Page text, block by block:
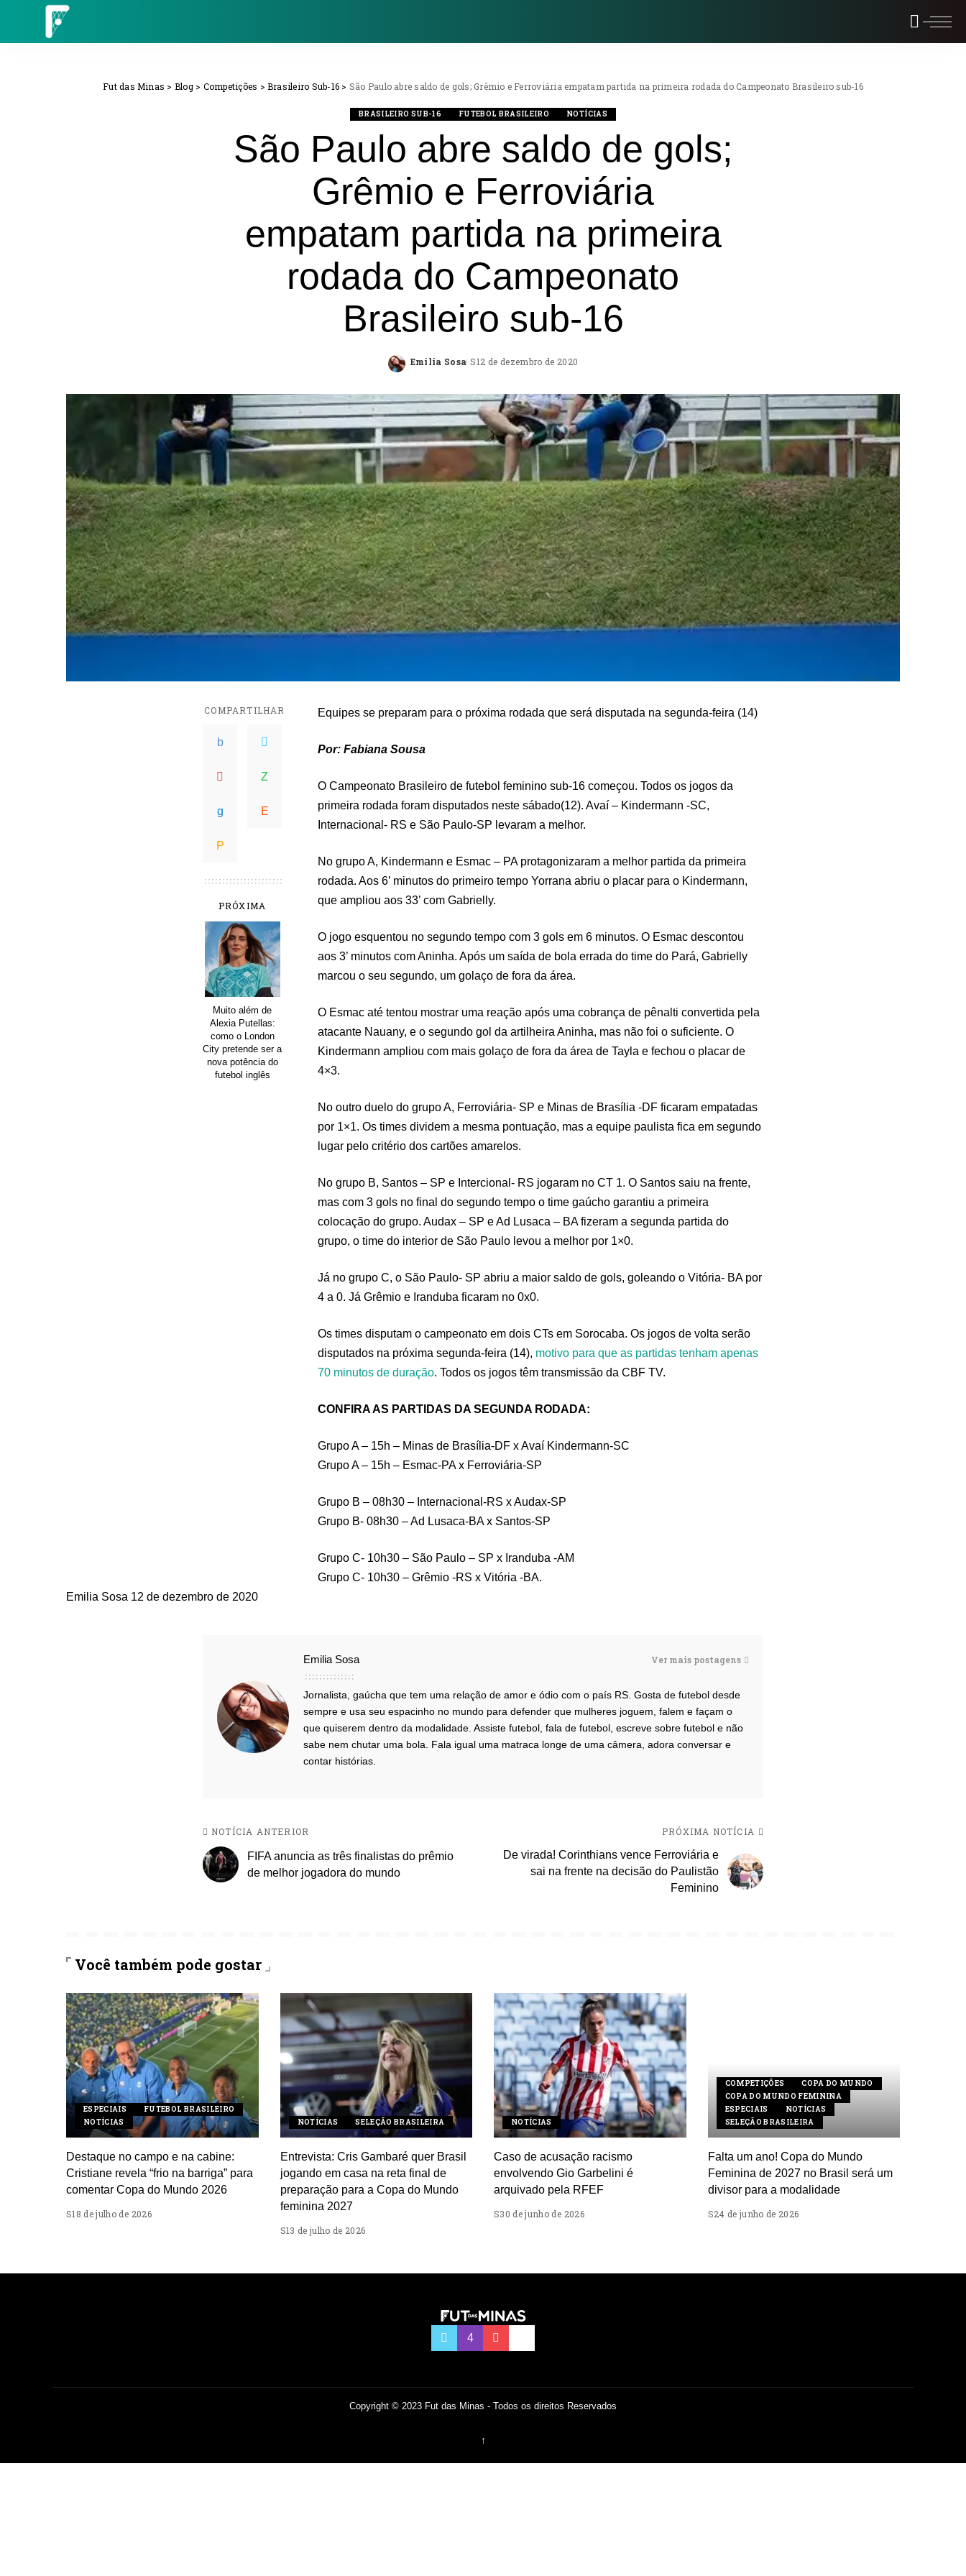
Fut das Minas > Blog> Competições > Brasileiro Sub-16 > São Paulo abre saldo de gols; Grêmio e Ferroviária empatam partida na primeira rodada do Campeonato Brasileiro sub-16
BRASILEIRO SUB-16 FUTEBOL BRASILEIRO NOTÍCIAS
São Paulo abre saldo de gols;
Grêmio e Ferroviária
empatam partida na primeira
rodada do Campeonato
Brasileiro sub-16
Posted
Emilia Sosa 12 de dezembro de 2020
COMPARTILHAR
PRÓXIMA
Muito além de
Alexia Putellas:
como o London
City pretende ser a
nova potência do
futebol inglês
Equipes se preparam para o próxima rodada que será disputada na segunda-feira (14)
Por: Fabiana Sousa
O Campeonato Brasileiro de futebol feminino sub-16 começou. Todos os jogos da
primeira rodada foram disputados neste sábado(12). Avaí – Kindermann -SC,
Internacional- RS e São Paulo-SP levaram a melhor.
No grupo A, Kindermann e Esmac – PA protagonizaram a melhor partida da primeira
rodada. Aos 6’ minutos do primeiro tempo Yorrana abriu o placar para o Kindermann,
que ampliou aos 33’ com Gabrielly.
O jogo esquentou no segundo tempo com 3 gols em 6 minutos. O Esmac descontou
aos 3’ minutos com Aninha. Após um saída de bola errada do time do Pará, Gabrielly
marcou o seu segundo, um golaço de fora da área.
O Esmac até tentou mostrar uma reação após uma cobrança de pênalti convertida pela
atacante Nauany, e o segundo gol da artilheira Aninha, mas não foi o suficiente. O
Kindermann ampliou com mais golaço de fora da área de Tayla e fechou o placar de
4×3.
No outro duelo do grupo A, Ferroviária- SP e Minas de Brasília -DF ficaram empatadas
por 1×1. Os times dividem a mesma pontuação, mas a equipe paulista fica em segundo
lugar pelo critério dos cartões amarelos.
No grupo B, Santos – SP e Intercional- RS jogaram no CT 1. O Santos saiu na frente,
mas com 3 gols no final do segundo tempo o time gaúcho garantiu a primeira
colocação do grupo. Audax – SP e Ad Lusaca – BA fizeram a segunda partida do
grupo, o time do interior de São Paulo levou a melhor por 1×0.
Já no grupo C, o São Paulo- SP abriu a maior saldo de gols, goleando o Vitória- BA por
4 a 0. Já Grêmio e Iranduba ficaram no 0x0.
Os times disputam o campeonato em dois CTs em Sorocaba. Os jogos de volta serão
disputados na próxima segunda-feira (14), motivo para que as partidas tenham apenas
70 minutos de duração. Todos os jogos têm transmissão da CBF TV.
CONFIRA AS PARTIDAS DA SEGUNDA RODADA:
Grupo A – 15h – Minas de Brasília-DF x Avaí Kindermann-SC
Grupo A – 15h – Esmac-PA x Ferroviária-SP
Grupo B – 08h30 – Internacional-RS x Audax-SP
Grupo B- 08h30 – Ad Lusaca-BA x Santos-SP
Grupo C- 10h30 – São Paulo – SP x Iranduba -AM
Grupo C- 10h30 – Grêmio -RS x Vitória -BA.
Emilia Sosa 12 de dezembro de 2020
Emilia Sosa Ver mais postagens
Jornalista, gaúcha que tem uma relação de amor e ódio com o país RS. Gosta de futebol desde
sempre e usa seu espacinho no mundo para defender que mulheres joguem, falem e façam o
que quiserem dentro da modalidade. Assiste futebol, fala de futebol, escreve sobre futebol e não
sabe nem chutar uma bola. Fala igual uma matraca longe de uma câmera, adora conversar e
contar histórias.
NOTÍCIA ANTERIOR
FIFA anuncia as três finalistas do prêmio
de melhor jogadora do mundo
PRÓXIMA NOTÍCIA
De virada! Corinthians vence Ferroviária e
sai na frente na decisão do Paulistão
Feminino
Você também pode gostar
ESPECIAIS
FUTEBOL BRASILEIRO
NOTÍCIAS
Destaque no campo e na cabine:
Cristiane revela “frio na barriga” para
comentar Copa do Mundo 2026
18 de julho de 2026
NOTÍCIAS SELEÇÃO BRASILEIRA
Entrevista: Cris Gambaré quer Brasil
jogando em casa na reta final de
preparação para a Copa do Mundo
feminina 2027
13 de julho de 2026
NOTÍCIAS
Caso de acusação racismo
envolvendo Gio Garbelini é
arquivado pela RFEF
30 de junho de 2026
COMPETIÇÕES
COPA DO MUNDO
COPA DO MUNDO FEMININA
ESPECIAIS
NOTÍCIAS
SELEÇÃO BRASILEIRA
Falta um ano! Copa do Mundo
Feminina de 2027 no Brasil será um
divisor para a modalidade
24 de junho de 2026
Copyright © 2023 Fut das Minas - Todos os direitos Reservados
↑